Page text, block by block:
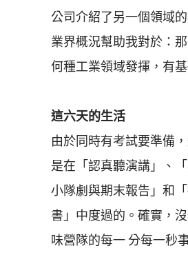
公司介紹了另一個領域
業界概況幫助我對於：
何種工業領域發揮，有
這六天的生活
由於同時有考試要準備
是在「認真聽演講」、
小隊劇與期末報告」和
書」中度過的。確實，
味營隊的每一 分每一秒